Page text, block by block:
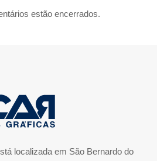
estão encerrados.
localizada em São Bernardo do